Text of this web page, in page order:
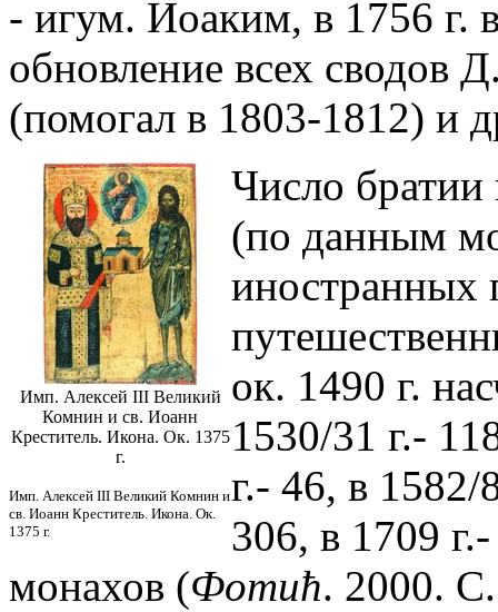
- игум. Иоаким, в 1756 г.
обновление всех сводов
(помогал в 1803-1812) и
Имп. Алексей III Великий
Комнин и св. Иоанн
Креститель. Икона. Ок. 1375
г.
Имп. Алексей III Великий Комнин и
св. Иоанн Креститель. Икона. Ок.
1375 г.
Число
(по данным
иностранных
ок. 1490 г.
1530/31 г.-
г.- 46, в
306, в 1709
монахов (Фоmић. 2000.